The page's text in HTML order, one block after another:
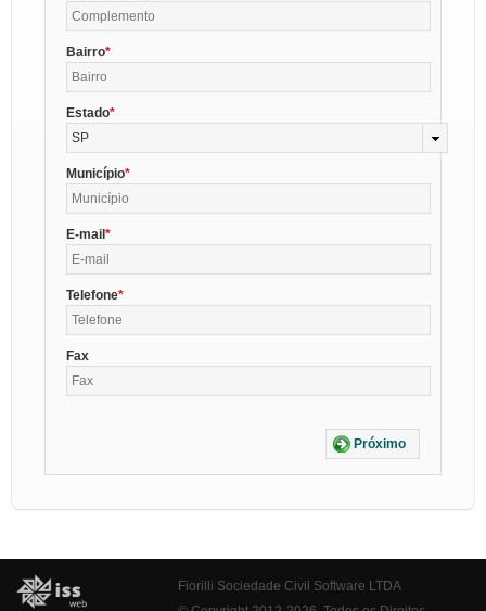
Bairro
Estado
SP
Município
E-mail
Telefone
Fax
Próximo
Fiorilli Sociedade Civil Software LTDA